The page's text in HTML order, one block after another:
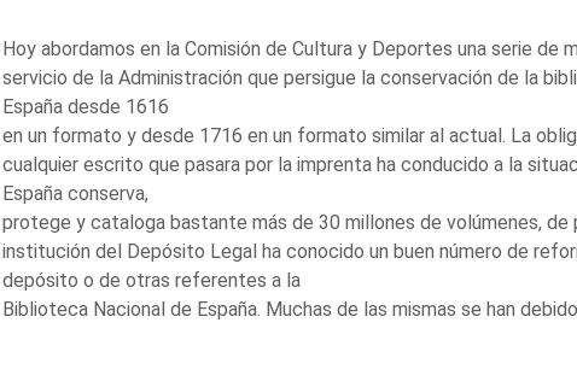
Hoy abordamos en la Comisión de Cultura y Deportes una serie de
servicio de la Administración que persigue la conservación de la
España desde 1616
en un formato y desde 1716 en un formato similar al actual. La
cualquier escrito que pasara por la imprenta ha conducido a la
España conserva,
protege y cataloga bastante más de 30 millones de volúmenes, de
institución del Depósito Legal ha conocido un buen número de
depósito o de otras referentes a la
Biblioteca Nacional de España. Muchas de las mismas se han